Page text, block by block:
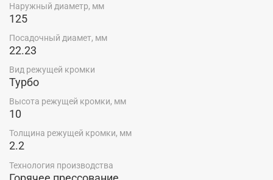
Наружный диаметр, мм
125
Посадочный диамет, мм
22.23
Вид режущей кромки
Турбо
Высота режущей кромки, мм
10
Толщина режущей кромки, мм
2.2
Технология производства